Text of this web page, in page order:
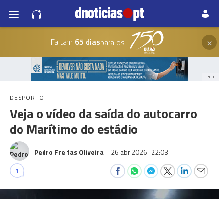
Faltam 65 diaspara os ×
PUB
DESPORTO
Veja o vídeo da saída do autocarro
do Marítimo do estádio
Pedro Freitas Oliveira 26 abr 2026 22:03
1